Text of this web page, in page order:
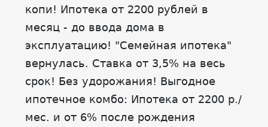
копи! Ипотека от 2200 рублей в
месяц - до ввода дома в
эксплуатацию! "Семейная ипотека"
вернулась. Ставка от 3,5% на весь
срок! Без удорожания! Выгодное
ипотечное комбо: Ипотека от 2200 р./
мес. и от 6% после рождения